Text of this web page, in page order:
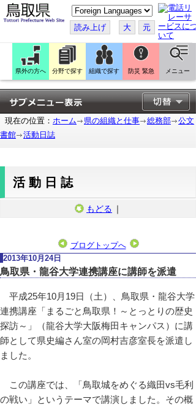
こ
の
ペ
ー
ジ
翻
訳
す
る
読み上げ 大 元
県外の方へ 分野で探す 組織で探す 防災 緊急 メニュー
現在の位置： ホーム 県の組織と仕事 総務部
公文
書館
活動日誌
活動日誌
もどる ｜
ブログトップへ
2013年10月24日
鳥取県・龍谷大学連携講座に講師を派遣
平成25年10月19日（土）、鳥取県・龍谷大学
連携講座「まるごと鳥取県！～とっとりの歴史
探訪～」（龍谷大学大阪梅田キャンパス）に講
師として県史編さん室の岡村吉彦室長を派遣し
ました。
この講座では、「鳥取城をめぐる織田vs毛利
の戦い」というテーマで講演しました。その概